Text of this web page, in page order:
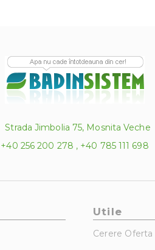
Strada Jimbolia 75, Mosnita Veche
+40 256 200 278 , +40 785 111 698
Utile
Cerere Oferta